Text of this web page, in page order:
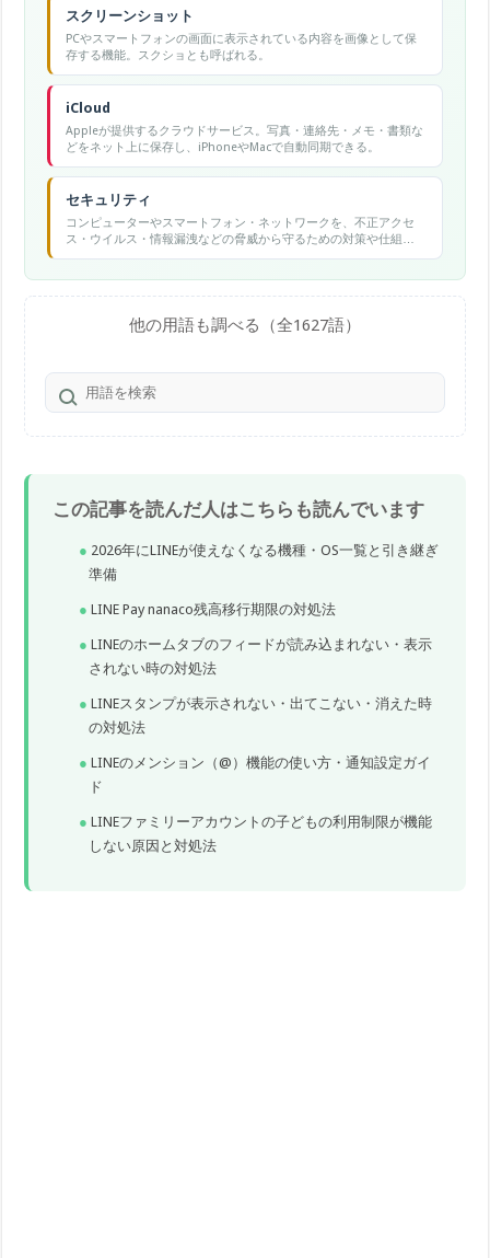
スクリーンショット
PCやスマートフォンの画面に表示されている内容を画像として保
存する機能。スクショとも呼ばれる。
iCloud
Appleが提供するクラウドサービス。写真・連絡先・メモ・書類な
どをネット上に保存し、iPhoneやMacで自動同期できる。
セキュリティ
コンピューターやスマートフォン・ネットワークを、不正アクセ
ス・ウイルス・情報漏洩などの脅威から守るための対策や仕組み
の総称。
他の用語も調べる（全1627語）
この記事を読んだ人はこちらも読んでいます
2026年にLINEが使えなくなる機種・OS一覧と引き継ぎ
準備
LINE Pay nanaco残高移行期限の対処法
LINEのホームタブのフィードが読み込まれない・表示
されない時の対処法
LINEスタンプが表示されない・出てこない・消えた時
の対処法
LINEのメンション（@）機能の使い方・通知設定ガイ
ド
LINEファミリーアカウントの子どもの利用制限が機能
しない原因と対処法